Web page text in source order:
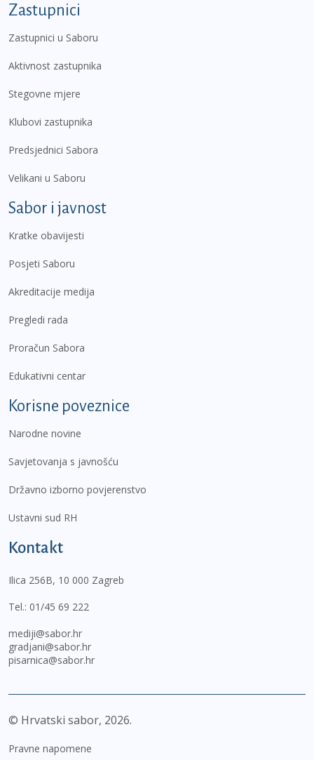
Zastupnici
Zastupnici u Saboru
Aktivnost zastupnika
Stegovne mjere
Klubovi zastupnika
Predsjednici Sabora
Velikani u Saboru
Sabor i javnost
Kratke obavijesti
Posjeti Saboru
Akreditacije medija
Pregledi rada
Proračun Sabora
Edukativni centar
Korisne poveznice
Narodne novine
Savjetovanja s javnošću
Državno izborno povjerenstvo
Ustavni sud RH
Kontakt
Ilica 256B, 10 000 Zagreb
Tel.: 01/45 69 222
mediji@sabor.hr
gradjani@sabor.hr
pisarnica@sabor.hr
© Hrvatski sabor, 2026
Pravne napomene